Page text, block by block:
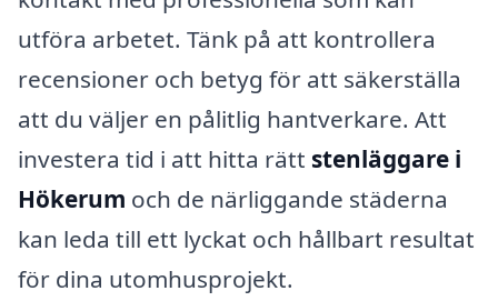
utföra arbetet. Tänk på att kontrollera
recensioner och betyg för att säkerställa
att du väljer en pålitlig hantverkare. Att
investera tid i att hitta rätt stenläggare i
Hökerum och de närliggande städerna
kan leda till ett lyckat och hållbart resultat
för dina utomhusprojekt.